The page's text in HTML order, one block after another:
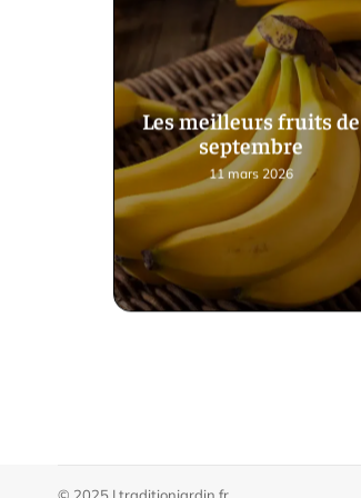
Les meilleurs fruits de
septembre
11 mars 2026